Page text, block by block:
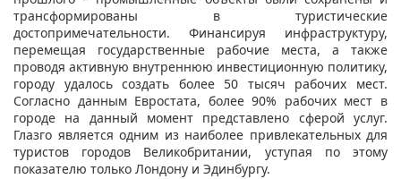
трансформированы в туристические
достопримечательности. Финансируя инфраструктуру,
перемещая государственные рабочие места, а также
проводя активную внутреннюю инвестиционную политику,
городу удалось создать более 50 тысяч рабочих мест.
Согласно данным Евростата, более 90% рабочих мест в
городе на данный момент представлено сферой услуг.
Глазго является одним из наиболее привлекательных для
туристов городов Великобритании, уступая по этому
показателю только Лондону и Эдинбургу.